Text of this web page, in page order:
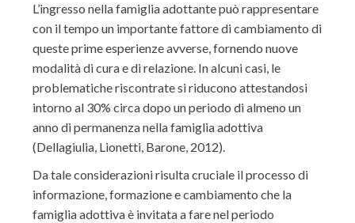
L’ingresso nella famiglia adottante può rappresentare
con il tempo un importante fattore di cambiamento di
queste prime esperienze avverse, fornendo nuove
modalità di cura e di relazione. In alcuni casi, le
problematiche riscontrate si riducono attestandosi
intorno al 30% circa dopo un periodo di almeno un
anno di permanenza nella famiglia adottiva
(Dellagiulia, Lionetti, Barone, 2012).
Da tale considerazioni risulta cruciale il processo di
informazione, formazione e cambiamento che la
famiglia adottiva è invitata a fare nel periodo